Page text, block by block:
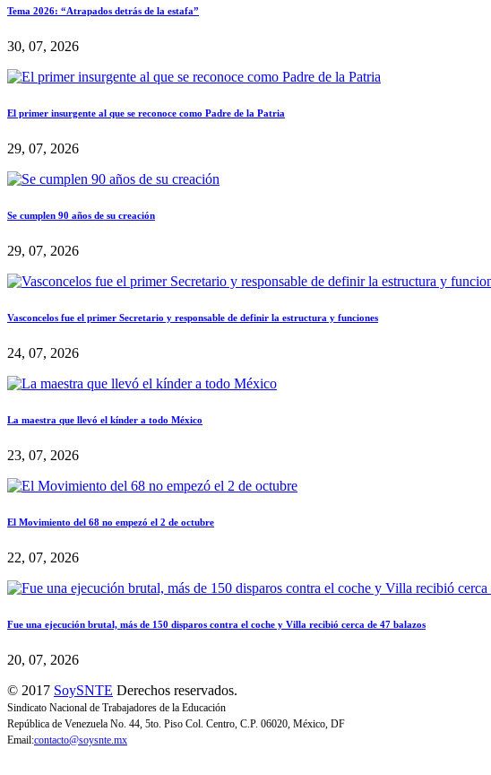
Tema 2026: “Atrapados detrás de la estafa”
30, 07, 2026
El primer insurgente al que se reconoce como Padre de la Patria
29, 07, 2026
Se cumplen 90 años de su creación
29, 07, 2026
Vasconcelos fue el primer Secretario y responsable de definir la estructura y funciones
24, 07, 2026
La maestra que llevó el kínder a todo México
23, 07, 2026
El Movimiento del 68 no empezó el 2 de octubre
22, 07, 2026
Fue una ejecución brutal, más de 150 disparos contra el coche y Villa recibió cerca de 47 balazos
20, 07, 2026
© 2017 SoySNTE Derechos reservados.
Sindicato Nacional de Trabajadores de la Educación
República de Venezuela No. 44, 5to. Piso Col. Centro, C.P. 06020, México, DF
Email:contacto@soysnte.mx